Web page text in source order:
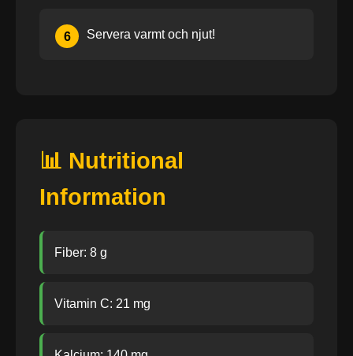
6 Servera varmt och njut!
📊 Nutritional
Information
Fiber: 8 g
Vitamin C: 21 mg